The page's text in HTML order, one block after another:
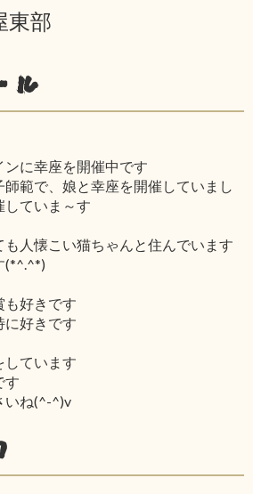
東部
ル
に幸座を開催中です
範で、娘と幸座を開催していまし
していま～す
人懐こい猫ちゃんと住んでいます
(*^.^*)
も好きです
に好きです
しています
す
いね(^-^)v